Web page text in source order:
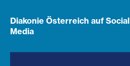
Diakonie Österreich auf Social
Media